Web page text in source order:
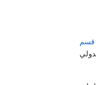
قسم